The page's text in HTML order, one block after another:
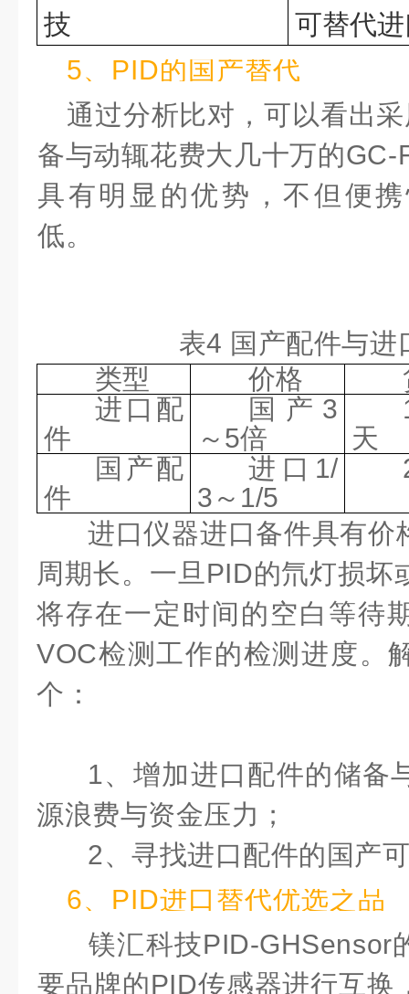
技
可替代
5、PID的国产替代
通过分析比对，可以看出
备与动辄花费大几十万的
具有明显的优势，不但便
低。
表4 国产配件与进
类型
价格
进口配
件
国产3
～5倍
天
国产配
件
进口1/
3～1/5
进口仪器进口备件具有价
周期长。一旦PID的氘灯损坏
将存在一定时间的空白等待
VOC检测工作的检测进度。
个：
1、增加进口配件的储备
源浪费与资金压力；
2、寻找进口配件的国产
6、PID进口替代优选之品
镁汇科技PID-GHSensor
要品牌的PID传感器进行互换